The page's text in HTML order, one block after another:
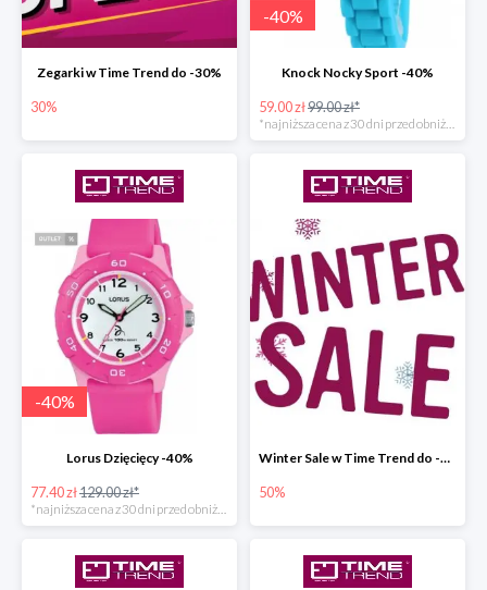
Zegarki w Time Trend do -30%
30%
-40%
Knock Nocky Sport -40%
59.00 zł99.00 zł*
-40%
Lorus Dzięcięcy -40%
77.40 zł129.00 zł*
Winter Sale w Time Trend do -50%
50%